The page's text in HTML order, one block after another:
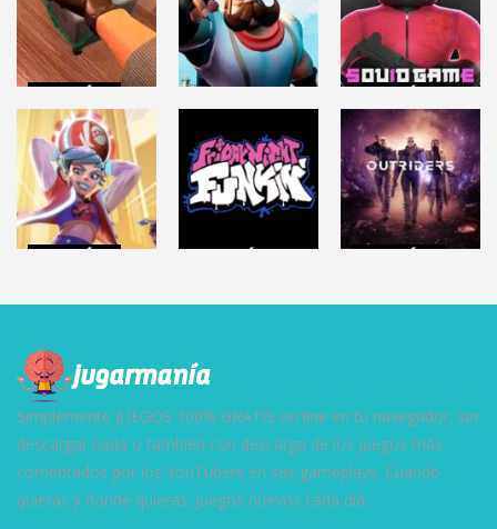
CRIME SCENE
CLEANER
6.33K
BATTLE
RUMBLEVERSE
14.5K
Roblox: SQUID
GAME
45.3K
6.86K
Simplemente JUEGOS 100% GRATIS on line en tu navegador, sin
descargar nada o también con descarga de los juegos más
comentados por los YouTubers en sus gameplays. Cuando
quieras y donde quieras. Juegos nuevos cada día.